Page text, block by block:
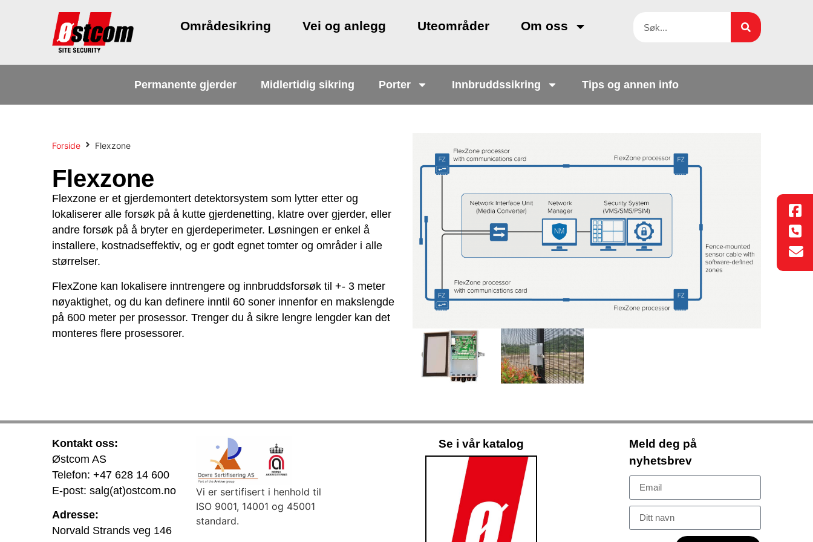
Områdesikring Vei og anlegg Uteområder Om oss
Permanente gjerder Midlertidig sikring Porter Innbruddssikring Tips og annen info
Forside Flexzone
Flexzone
Flexzone er et gjerdemontert detektorsystem som lytter etter og
lokaliserer alle forsøk på å kutte gjerdenetting, klatre over gjerder, eller
andre forsøk på å bryter en gjerdeperimeter. Løsningen er enkel å
installere, kostnadseffektiv, og er godt egnet tomter og områder i alle
størrelser.
FlexZone kan lokalisere inntrengere og innbruddsforsøk til +- 3 meter
nøyaktighet, og du kan definere inntil 60 soner innenfor en makslengde
på 600 meter per prosessor. Trenger du å sikre lengre lengder kan det
monteres flere prosessorer.
Kontakt oss:
Østcom AS
Telefon: +47 628 14 600
E-post: salg(at)ostcom.no
Adresse:
Norvald Strands veg 146
Vi er sertifisert i henhold til
ISO 9001, 14001 og 45001
standard.
Se i vår katalog
Meld deg på
nyhetsbrev